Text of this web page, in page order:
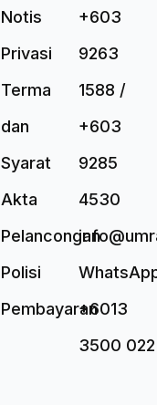
Notis
Privasi
Terma
dan
Syarat
Akta
Pelancongan
Polisi
Pembayaran
+603
9263
1588 /
+603
9285
4530
+6013
3500 022